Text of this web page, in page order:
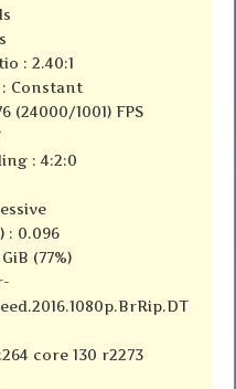
: 2.40:1
Constant
(24000/1001) FPS
: 4:2:0
: 0.096
(77%)
core 130 r2273